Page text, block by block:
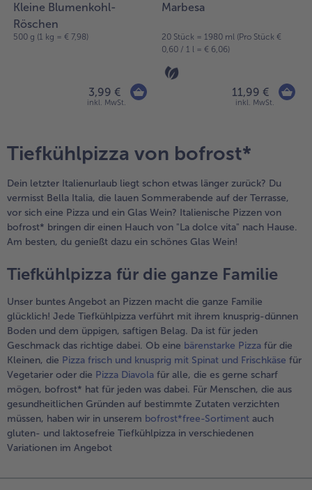
Kleine Blumenkohl-
Röschen
500 g (1 kg = € 7,98)
3,99 €
inkl. MwSt.
Marbesa
20 Stück = 1980 ml (Pro Stück €
0,60 / 1 l = € 6,06)
11,99 €
inkl. MwSt.
Tiefkühlpizza von bofrost*
Dein letzter Italienurlaub liegt schon etwas länger zurück? Du
vermisst Bella Italia, die lauen Sommerabende auf der Terrasse,
vor sich eine Pizza und ein Glas Wein? Italienische Pizzen von
bofrost* bringen dir einen Hauch von "La dolce vita" nach Hause.
Am besten, du genießt dazu ein schönes Glas Wein!
Tiefkühlpizza für die ganze Familie
Unser buntes Angebot an Pizzen macht die ganze Familie
glücklich! Jede Tiefkühlpizza verführt mit ihrem knusprig-dünnen
Boden und dem üppigen, saftigen Belag. Da ist für jeden
Geschmack das richtige dabei. Ob eine bärenstarke Pizza für die
Kleinen, die Pizza frisch und knusprig mit Spinat und Frischkäse für
Vegetarier oder die Pizza Diavola für alle, die es gerne scharf
mögen, bofrost* hat für jeden was dabei. Für Menschen, die aus
gesundheitlichen Gründen auf bestimmte Zutaten verzichten
müssen, haben wir in unserem bofrost*free-Sortiment auch
gluten- und laktosefreie Tiefkühlpizza in verschiedenen
Variationen im Angebot